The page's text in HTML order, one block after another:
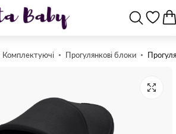
Комплектуючі Прогулянкові блоки